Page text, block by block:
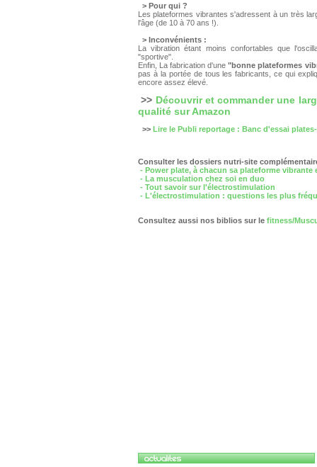
> Pour qui ?
Les plateformes vibrantes s'adressent à un très
l'âge (de 10 à 70 ans !).
> Inconvénients :
La vibration étant moins confortables que
"sportive".
Enfin, La fabrication d'une"bonne plateformes
pas à la portée de tous les fabricants, ce qui
encore assez élevé.
>> Découvrir et commander une
qualité sur Amazon
>> Lire le Publi reportage : Banc d'essai
Consulter les dossiers nutri-site
- Power plate, à chacun sa plateforme vibrante
- La musculation chez soi en duo
- Tout savoir sur l'électrostimulation
- L'électrostimulation : questions les plus
Consultez aussi nos biblios sur le fitness/